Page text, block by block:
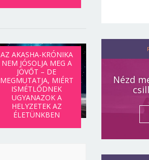
AZ AKASHA-KRÓNIKA
NEM JÓSOLJA MEG A
JÖVŐT – DE
MEGMUTATJA, MIÉRT
ISMÉTLŐDNEK
UGYANAZOK A
HELYZETEK AZ
ÉLETÜNKBEN
Nézd